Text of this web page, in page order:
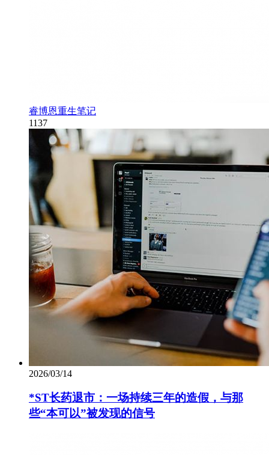
睿博恩重生笔记
1137
2026/03/14
*ST长药退市：一场持续三年的造假，与那
些“本可以”被发现的信号